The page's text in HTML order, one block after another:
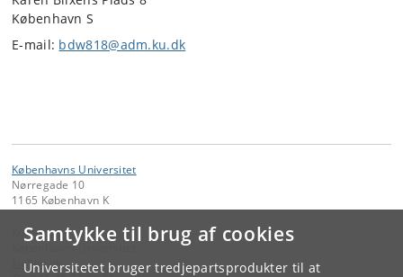
Samtykke til brug af cookies
Universitetet bruger tredjepartsprodukter til at
København S
E-mail: bdw818@adm.ku.dk
Københavns Universitet
Nørregade 10
1165 København K
Kontakt:
Københavns Universitet
@ku.dk